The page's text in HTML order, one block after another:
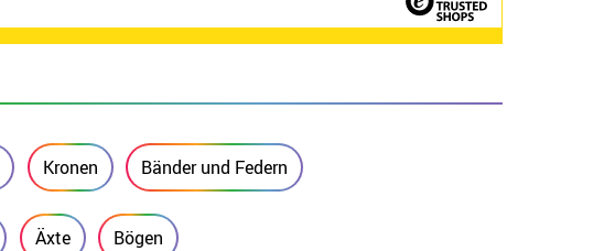
Kronen Bänder und Federn
Äxte Bögen